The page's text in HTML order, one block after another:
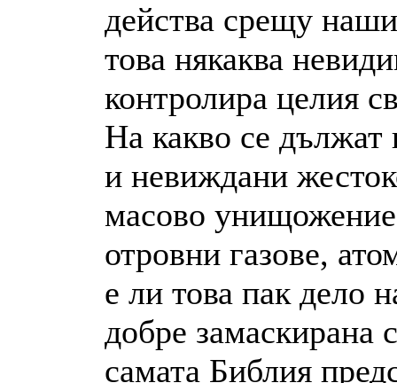
действа срещу
това някаква
контролира целия
На какво се дължат
и невиждани
масово унищожение
отровни газове,
е ли това пак дело
добре замаскирана
самата Библия